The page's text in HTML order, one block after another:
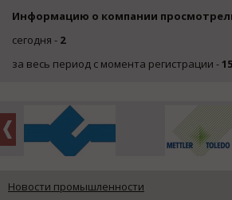
Информацию о компании
сегодня - 2
за весь период с момента регистрации -
Новости промышленности